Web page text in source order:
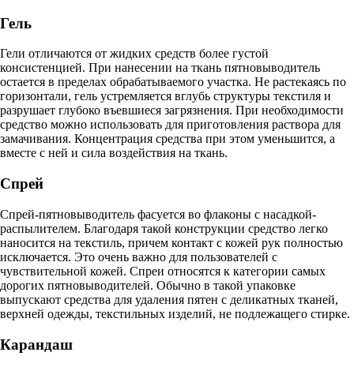
Гель
Гели отличаются от жидких средств более густой
консистенцией. При нанесении на ткань пятновыводитель
остается в пределах обрабатываемого участка. Не растекаясь по
горизонтали, гель устремляется вглубь структуры текстиля и
разрушает глубоко въевшиеся загрязнения. При необходимости
средство можно использовать для приготовления раствора для
замачивания. Концентрация средства при этом уменьшится, а
вместе с ней и сила воздействия на ткань.
Спрей
Спрей-пятновыводитель фасуется во флаконы с насадкой-
распылителем. Благодаря такой конструкции средство легко
наносится на текстиль, причем контакт с кожей рук полностью
исключается. Это очень важно для пользователей с
чувствительной кожей. Спреи относятся к категории самых
дорогих пятновыводителей. Обычно в такой упаковке
выпускают средства для удаления пятен с деликатных тканей,
верхней одежды, текстильных изделий, не подлежащего стирке.
Карандаш